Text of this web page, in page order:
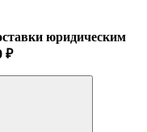
юридическим
₽